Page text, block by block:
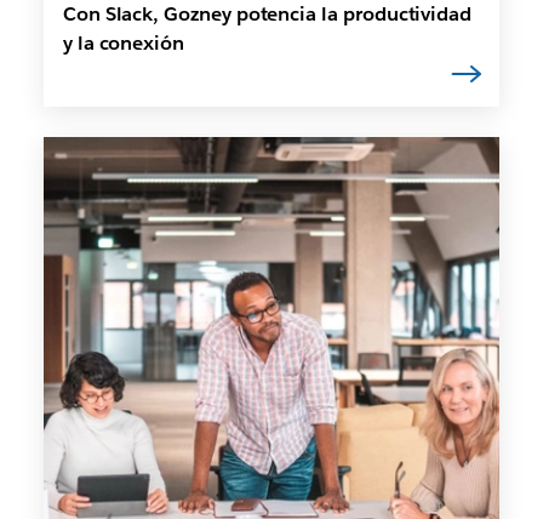
Con Slack, Gozney potencia la productividad
y la conexión